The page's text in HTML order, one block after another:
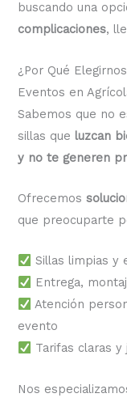
buscando una
complicaciones,
¿Por Qué
Eventos en
Sabemos que no
sillas que luzcan
y no te generen
Ofrecemos
que preocuparte
Sillas limpias y
Entrega,
Atención
evento
Tarifas claras
Nos